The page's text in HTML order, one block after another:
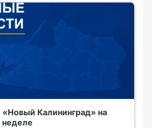
Калининград» на